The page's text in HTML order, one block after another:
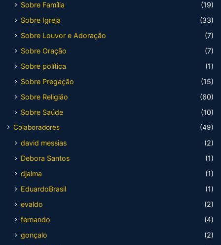
Sobre Família
(19)
Sobre Igreja
(33)
Sobre Louvor e Adoração
(7)
Sobre Oração
(7)
Sobre política
(1)
Sobre Pregação
(15)
Sobre Religião
(60)
Sobre Saúde
(10)
Colaboradores (49)
david messias
(2)
Debora Santos
(1)
djalma
(1)
EduardoBrasil
(1)
evaldo
(2)
fernando
(4)
gonçalo
(2)